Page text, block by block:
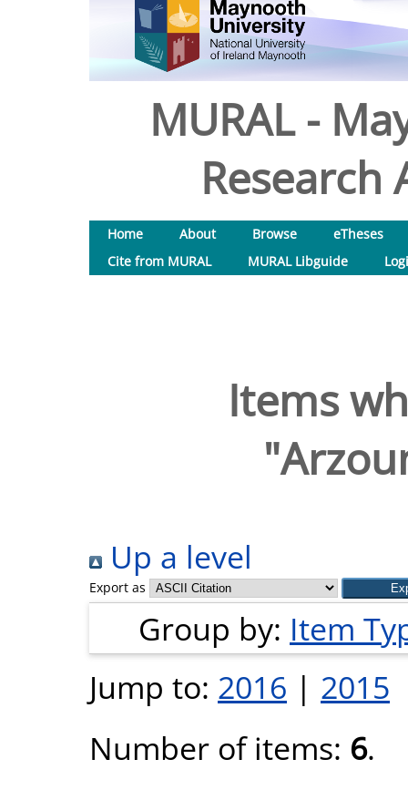
MURAL -
Research
Home About Browse
eTheses
Cite from MURAL
MURAL Libguide
Items
"
Up a level
Export as
Group by: Item
Jump to: 2016 | 2015
Number of items: 6.